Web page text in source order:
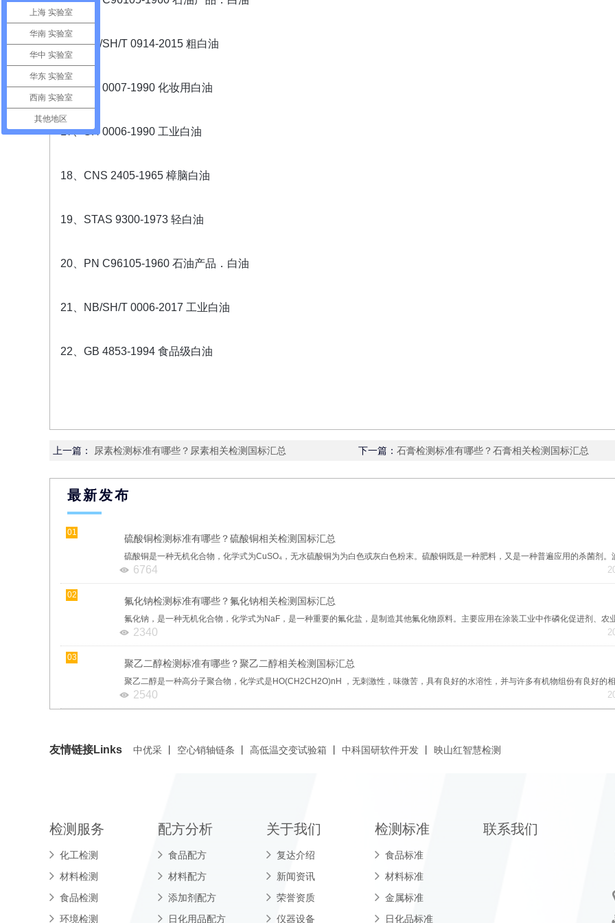
15、NB/SH/T 0914-2015 粗白油
16、SH 0007-1990 化妆用白油
17、SH 0006-1990 工业白油
18、CNS 2405-1965 樟脑白油
19、STAS 9300-1973 轻白油
20、PN C96105-1960 石油产品．白油
21、NB/SH/T 0006-2017 工业白油
22、GB 4853-1994 食品级白油
上一篇： 尿素检测标准有哪些？尿素相关检测国标汇总 下一篇： 石膏检测标准有哪些？石膏相关检测国标汇总
最新发布
01
硫酸铜检测标准有哪些？硫酸铜相关检测国标汇总
6764
02
氟化钠检测标准有哪些？氟化钠相关检测国标汇总
2340
03
聚乙二醇检测标准有哪些？聚乙二醇相关检测国标汇总
2540
友情链接Links 中优采 空心销轴链条 高低温交变试验箱 中科国研软件开发 映山红智慧检测
检测服务
化工检测
材料检测
食品检测
环境检测
配方分析
食品配方
材料配方
添加剂配方
日化用品配方
关于我们
复达介绍
新闻资讯
荣誉资质
仪器设备
检测标准
食品标准
材料标准
金属标准
日化品标准
联系我们
上海 实验室
华南 实验室
华中 实验室
华东 实验室
西南 实验室
其他地区